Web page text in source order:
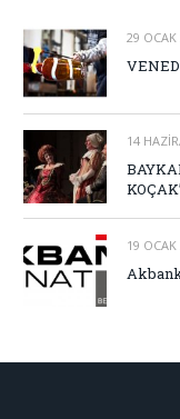
29 OCAK
14
19